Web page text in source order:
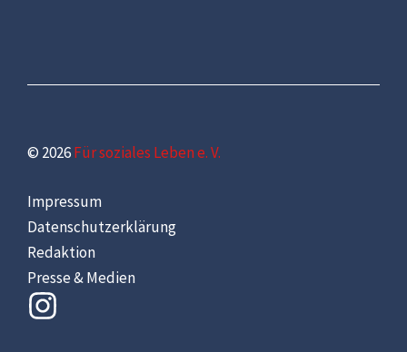
© 2026Für soziales Leben e. V.
Impressum
Datenschutzerklärung
Redaktion
Presse & Medien